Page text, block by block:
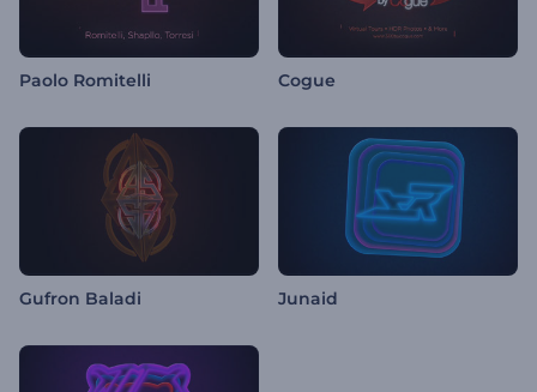
Paolo Romitelli Cogue
Gufron Baladi Junaid